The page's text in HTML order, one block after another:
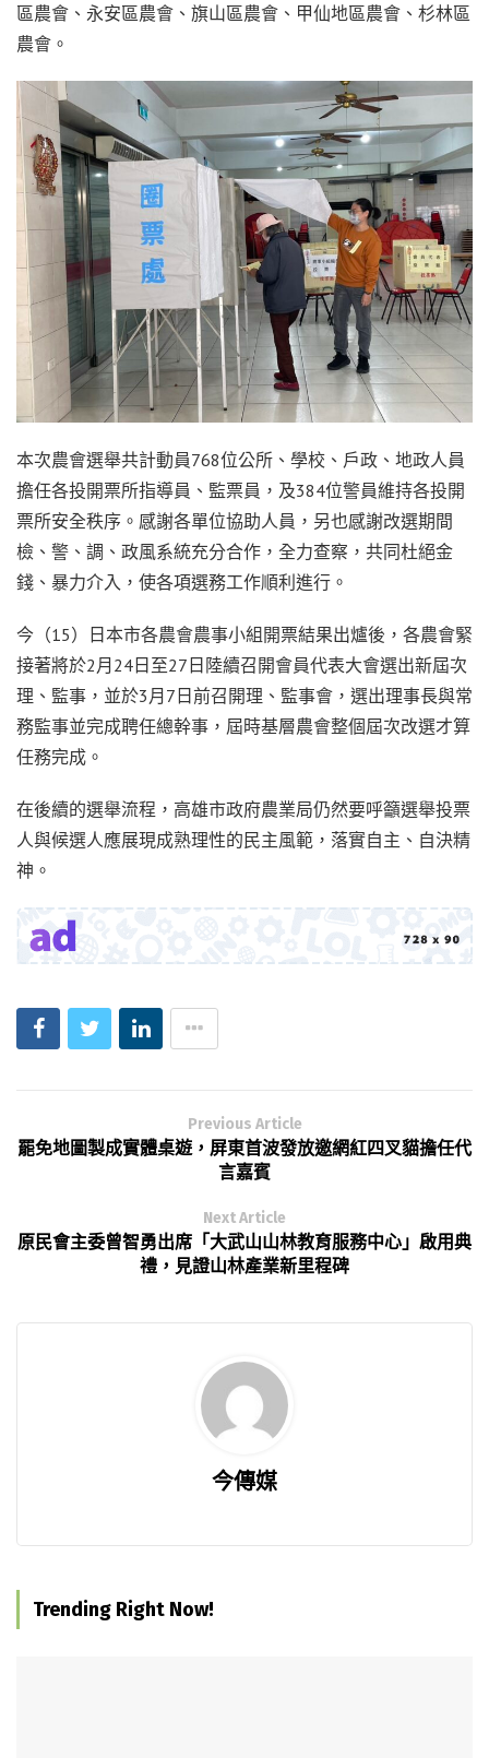
區農會、永安區農會、旗山區農會、甲仙地區農會、杉林區
農會。
本次農會選舉共計動員768位公所、學校、戶政、地政人員
擔任各投開票所指導員、監票員，及384位警員維持各投開
票所安全秩序。感謝各單位協助人員，另也感謝改選期間
檢、警、調、政風系統充分合作，全力查察，共同杜絕金
錢、暴力介入，使各項選務工作順利進行。
今（15）日本市各農會農事小組開票結果出爐後，各農會緊
接著將於2月24日至27日陸續召開會員代表大會選出新屆次
理、監事，並於3月7日前召開理、監事會，選出理事長與常
務監事並完成聘任總幹事，屆時基層農會整個屆次改選才算
任務完成。
在後續的選舉流程，高雄市政府農業局仍然要呼籲選舉投票
人與候選人應展現成熟理性的民主風範，落實自主、自決精
神。
Previous Article
罷免地圖製成實體桌遊，屏東首波發放邀網紅四叉貓擔任代
言嘉賓
Next Article
原民會主委曾智勇出席「大武山山林教育服務中心」啟用典
禮，見證山林產業新里程碑
今傳媒
Trending Right Now!